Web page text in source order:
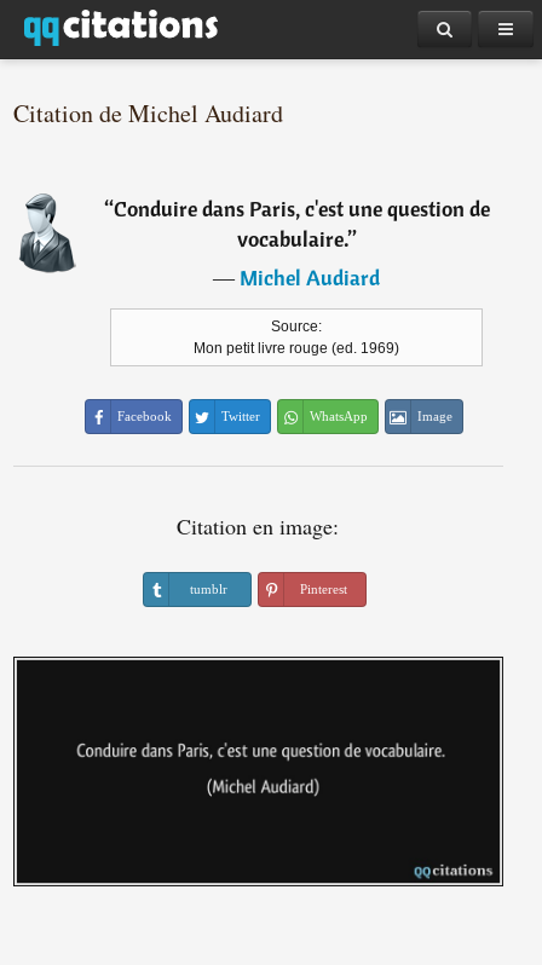
Citation de Michel Audiard
“Conduire dans Paris, c'est une question de
vocabulaire.”
―Michel Audiard
Source:
Mon petit livre rouge (ed. 1969)
Facebook Twitter WhatsApp Image
Citation en image:
tumblr Pinterest